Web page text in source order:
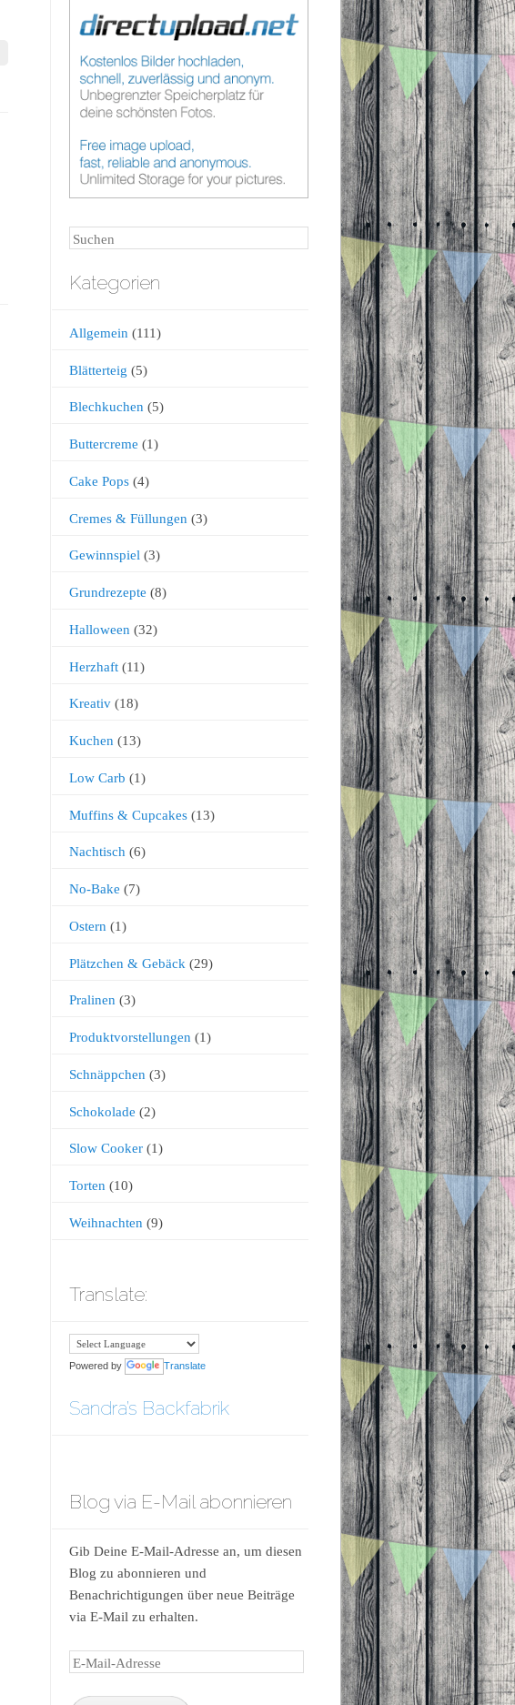
Suchen
Kategorien
Allgemein (111)
Blätterteig (5)
Blechkuchen (5)
Buttercreme (1)
Cake Pops(4)
Cremes & Füllungen (3)
Gewinnspiel(3)
Grundrezepte (8)
Halloween (32)
Herzhaft(11)
Kreativ(18)
Kuchen (13)
Low Carb (1)
Muffins & Cupcakes(13)
Nachtisch(6)
No-Bake (7)
Ostern (1)
Plätzchen & Gebäck (29)
Pralinen (3)
Produktvorstellungen (1)
Schnäppchen (3)
Schokolade (2)
Slow Cooker(1)
Torten (10)
Weihnachten (9)
Translate:
Powered by Translate
Sandra’s Backfabrik
Blog via E-Mail abonnieren
Gib Deine E-Mail-Adresse an, um diesen
Blog zu abonnieren und
Benachrichtigungen über neue Beiträge
via E-Mail zu erhalten.
E-